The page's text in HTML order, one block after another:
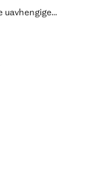
uavhengige
ECKHAUS
uttrykk både i